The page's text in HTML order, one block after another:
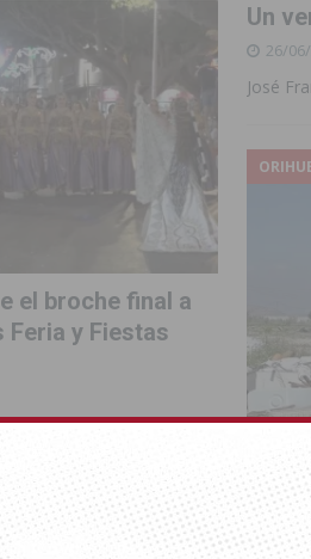
Un
26/
José
el broche final a
Feria y Fiestas
durante más de una
conciertos,
competiciones
de Moros y